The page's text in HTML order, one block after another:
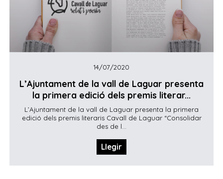
14/07/2020
L’Ajuntament de la vall de Laguar presenta
la primera edició dels premis literar...
L’Ajuntament de la vall de Laguar presenta la primera
edició dels premis literaris Cavall de Laguar “Consolidar
des de l...
Llegir